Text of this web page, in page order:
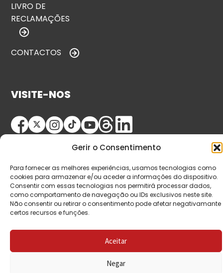
Gerir o Consentimento
Para fornecer as melhores experiências, usamos tecnologias como
cookies para armazenar e/ou aceder a informações do dispositivo.
Consentir com essas tecnologias nos permitirá processar dados,
como comportamento de navegação ou IDs exclusivos neste site.
Não consentir ou retirar o consentimento pode afetar negativamante
certos recursos e funções.
Aceitar
Negar
LIVRO DE
RECLAMAÇÕES
CONTACTOS
VISITE-NOS
© Copyright 2026 Saída de Emergência. Todos os
direitos reservados.